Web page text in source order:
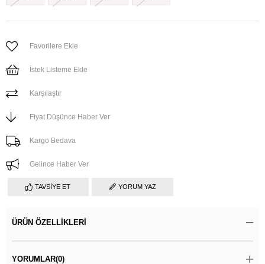
Favorilere Ekle
İstek Listeme Ekle
Karşılaştır
Fiyat Düşünce Haber Ver
Kargo Bedava
Gelince Haber Ver
TAVSIYE ET YORUM YAZ
ÜRÜN ÖZELLIKLERI
YORUMLAR(0)